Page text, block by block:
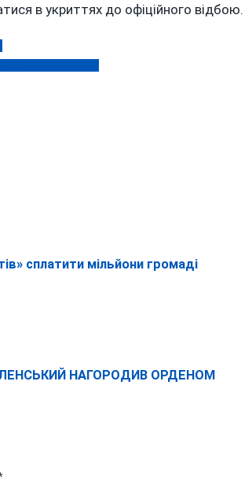
в укриттях до офіційного відбою.
сплатити мільйони громаді
НАГОРОДИВ ОРДЕНОМ